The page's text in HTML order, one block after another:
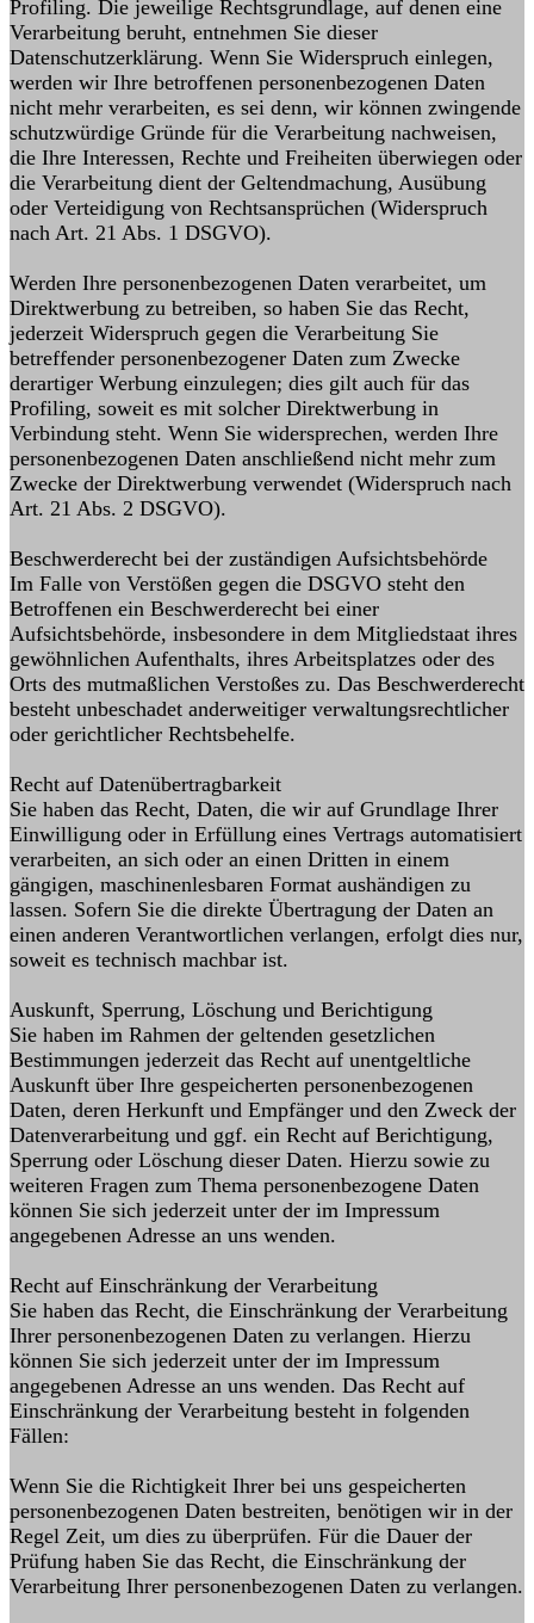
Profiling. Die jeweilige Rechtsgrundlage, auf denen eine
Verarbeitung beruht, entnehmen Sie dieser
Datenschutzerklärung. Wenn Sie Widerspruch einlegen,
werden wir Ihre betroffenen personenbezogenen Daten
nicht mehr verarbeiten, es sei denn, wir können zwingende
schutzwürdige Gründe für die Verarbeitung nachweisen,
die Ihre Interessen, Rechte und Freiheiten überwiegen oder
die Verarbeitung dient der Geltendmachung, Ausübung
oder Verteidigung von Rechtsansprüchen (Widerspruch
nach Art. 21 Abs. 1 DSGVO).
Werden Ihre personenbezogenen Daten verarbeitet, um
Direktwerbung zu betreiben, so haben Sie das Recht,
jederzeit Widerspruch gegen die Verarbeitung Sie
betreffender personenbezogener Daten zum Zwecke
derartiger Werbung einzulegen; dies gilt auch für das
Profiling, soweit es mit solcher Direktwerbung in
Verbindung steht. Wenn Sie widersprechen, werden Ihre
personenbezogenen Daten anschließend nicht mehr zum
Zwecke der Direktwerbung verwendet (Widerspruch nach
Art. 21 Abs. 2 DSGVO).
Beschwerderecht bei der zuständigen Aufsichtsbehörde
Im Falle von Verstößen gegen die DSGVO steht den
Betroffenen ein Beschwerderecht bei einer
Aufsichtsbehörde, insbesondere in dem Mitgliedstaat ihres
gewöhnlichen Aufenthalts, ihres Arbeitsplatzes oder des
Orts des mutmaßlichen Verstoßes zu. Das Beschwerderecht
besteht unbeschadet anderweitiger verwaltungsrechtlicher
oder gerichtlicher Rechtsbehelfe.
Recht auf Datenübertragbarkeit
Sie haben das Recht, Daten, die wir auf Grundlage Ihrer
Einwilligung oder in Erfüllung eines Vertrags automatisiert
verarbeiten, an sich oder an einen Dritten in einem
gängigen, maschinenlesbaren Format aushändigen zu
lassen. Sofern Sie die direkte Übertragung der Daten an
einen anderen Verantwortlichen verlangen, erfolgt dies nur,
soweit es technisch machbar ist.
Auskunft, Sperrung, Löschung und Berichtigung
Sie haben im Rahmen der geltenden gesetzlichen
Bestimmungen jederzeit das Recht auf unentgeltliche
Auskunft über Ihre gespeicherten personenbezogenen
Daten, deren Herkunft und Empfänger und den Zweck der
Datenverarbeitung und ggf. ein Recht auf Berichtigung,
Sperrung oder Löschung dieser Daten. Hierzu sowie zu
weiteren Fragen zum Thema personenbezogene Daten
können Sie sich jederzeit unter der im Impressum
angegebenen Adresse an uns wenden.
Recht auf Einschränkung der Verarbeitung
Sie haben das Recht, die Einschränkung der Verarbeitung
Ihrer personenbezogenen Daten zu verlangen. Hierzu
können Sie sich jederzeit unter der im Impressum
angegebenen Adresse an uns wenden. Das Recht auf
Einschränkung der Verarbeitung besteht in folgenden
Fällen:
Wenn Sie die Richtigkeit Ihrer bei uns gespeicherten
personenbezogenen Daten bestreiten, benötigen wir in der
Regel Zeit, um dies zu überprüfen. Für die Dauer der
Prüfung haben Sie das Recht, die Einschränkung der
Verarbeitung Ihrer personenbezogenen Daten zu verlangen.